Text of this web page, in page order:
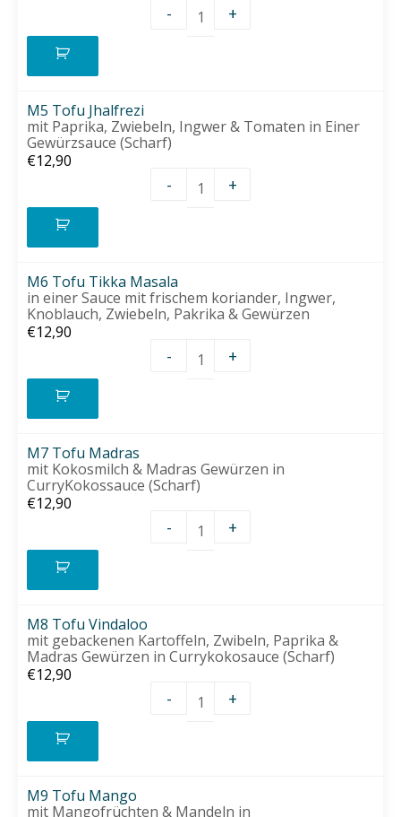
M4 Coco Tofu Menge
- +
M5 Tofu Jhalfrezi
mit Paprika, Zwiebeln, Ingwer & Tomaten in Einer
Gewürzsauce (Scharf)
€12,90
M5 Tofu Jhalfrezi Menge
- +
M6 Tofu Tikka Masala
in einer Sauce mit frischem koriander, Ingwer,
Knoblauch, Zwiebeln, Pakrika & Gewürzen
€12,90
M6 Tofu Tikka Masala
- +
M7 Tofu Madras
mit Kokosmilch & Madras Gewürzen in
CurryKokossauce (Scharf)
€12,90
M7 Tofu Madras Menge
- +
M8 Tofu Vindaloo
mit gebackenen Kartoffeln, Zwibeln, Paprika &
Madras Gewürzen in Currykokosauce (Scharf)
€12,90
M8 Tofu Vindaloo Menge
- +
M9 Tofu Mango
mit Mangofrüchten & Mandeln in